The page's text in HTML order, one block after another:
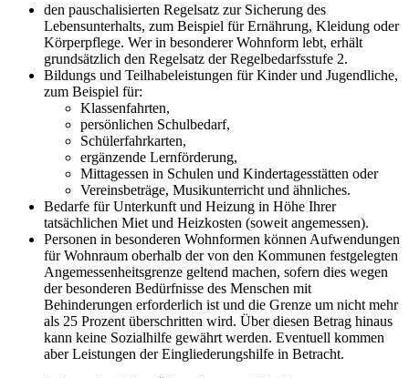
den pauschalisierten Regelsatz zur Sicherung des
Lebensunterhalts, zum Beispiel für Ernährung, Kleidung oder
Körperpflege. Wer in besonderer Wohnform lebt, erhält
grundsätzlich den Regelsatz der Regelbedarfsstufe 2.
Bildungs und Teilhabeleistungen für Kinder und Jugendliche,
zum Beispiel für:
Klassenfahrten,
persönlichen Schulbedarf,
Schülerfahrkarten,
ergänzende Lernförderung,
Mittagessen in Schulen und Kindertagesstätten oder
Vereinsbeträge, Musikunterricht und ähnliches.
Bedarfe für Unterkunft und Heizung in Höhe Ihrer
tatsächlichen Miet und Heizkosten (soweit angemessen).
Personen in besonderen Wohnformen können Aufwendungen
für Wohnraum oberhalb der von den Kommunen festgelegten
Angemessenheitsgrenze geltend machen, sofern dies wegen
der besonderen Bedürfnisse des Menschen mit
Behinderungen erforderlich ist und die Grenze um nicht mehr
als 25 Prozent überschritten wird. Über diesen Betrag hinaus
kann keine Sozialhilfe gewährt werden. Eventuell kommen
aber Leistungen der Eingliederungshilfe in Betracht.